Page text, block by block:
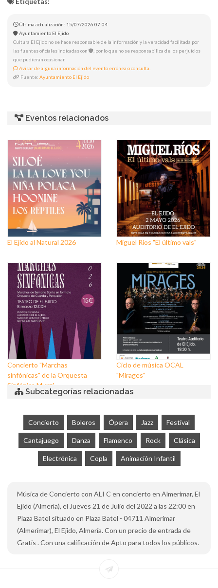
Última actualización: 15/07/2026 07:04
Ayuntamiento El Ejido
Cultura El Ejido no se hace responsable de la información y la veracidad facilitada por
las fuentes oficiales indicadas con
, por lo que no se responsabiliza de los perjuicios
que pudieran ocasionar.
Avisar de alguna información del evento errónea o consulta.
Fuente: Ayuntamiento El Ejido
Eventos relacionados
El Ejido al Natural 2026 Miguel Ríos "El último vals"
Concierto "Marchas
sinfónicas" de la Orquesta
Sinfónica Murgi
Ciclo de música OCAL
"Mirages"
Subcategorías relacionadas
Concierto Boleros Ópera Jazz Festival
Cantajuego Danza Flamenco Rock Clásica
Electrónica Copla Animación Infantil
Música de Concierto con ALI C en concierto en Almerimar, El
Ejido (Almería), el Jueves 21 de Julio del 2022 a las 22:00 en
Plaza Batel situado en Plaza Batel - 04711 Almerimar
(Almerimar), El Ejido, Almería. Con un precio de entrada de
Gratis . Con una calificación de Apto para todos los públicos.